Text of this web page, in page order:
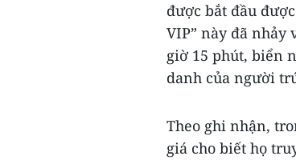
được bắt đầu
VIP” này đã nhảy
giờ 15 phút, biển
danh của người
Theo ghi nhận,
giá cho biết họ